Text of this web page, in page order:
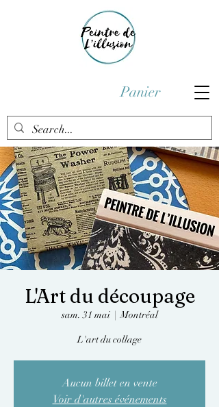
Panier
L'Art du découpage
sam. 31 mai
  |
Montréal
L'art du collage
Aucun billet en vente
Voir d'autres événements